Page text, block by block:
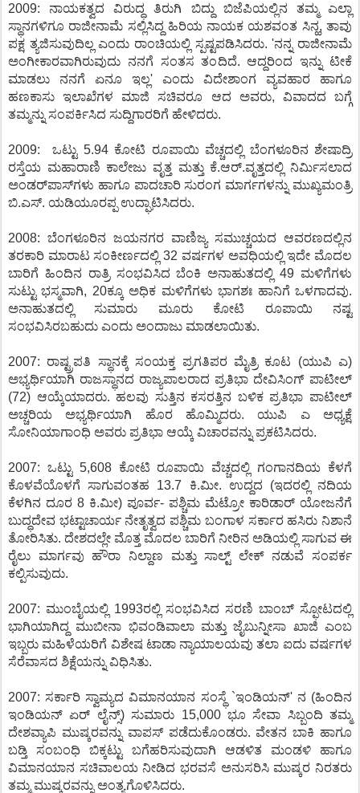
2009: ನಾಯಕತ್ವದ ವಿರುದ್ಧ ತಿರುಗಿ ಬಿದ್ದು ಬಿಜೆಪಿಯಲ್ಲಿನ ತಮ್ಮ ಎಲ್ಲಾ
ಸ್ಥಾನಗಳಿಗೂ ರಾಜೀನಾಮೆ ಸಲ್ಲಿಸಿದ್ದ ಹಿರಿಯ ನಾಯಕ ಯಶವಂತ ಸಿನ್ಹ, ತಾವು
ಪಕ್ಷ ತ್ಯಜಿಸುವುದಿಲ್ಲ ಎಂದು ರಾಂಚಿಯಲ್ಲಿ ಸ್ಪಷ್ಟಪಡಿಸಿದರು. 'ನನ್ನ ರಾಜೀನಾಮೆ
ಅಂಗೀಕಾರವಾಗಿರುವುದು ನನಗೆ ಸಂತಸ ತಂದಿದೆ. ಆದ್ದರಿಂದ ಇನ್ನು ಟೀಕೆ
ಮಾಡಲು ನನಗೆ ಏನೂ ಇಲ್ಲ' ಎಂದು ವಿದೇಶಾಂಗ ವ್ಯವಹಾರ ಹಾಗೂ
ಹಣಕಾಸು ಇಲಾಖೆಗಳ ಮಾಜಿ ಸಚಿವರೂ ಆದ ಅವರು, ವಿವಾದದ ಬಗ್ಗೆ
ತಮ್ಮನ್ನು ಸಂಪರ್ಕಿಸಿದ ಸುದ್ದಿಗಾರರಿಗೆ ಹೇಳಿದರು.
2009: ಒಟ್ಟು 5.94 ಕೋಟಿ ರೂಪಾಯಿ ವೆಚ್ಚದಲ್ಲಿ ಬೆಂಗಳೂರಿನ ಶೇಷಾದ್ರಿ
ರಸ್ತೆಯ ಮಹಾರಾಣಿ ಕಾಲೇಜು ವೃತ್ತ ಮತ್ತು ಕೆ.ಆರ್.ವೃತ್ತದಲ್ಲಿ ನಿರ್ಮಿಸಲಾದ
ಅಂಡರ್‌ಪಾಸ್‌ಗಳು ಹಾಗೂ ಪಾದಚಾರಿ ಸುರಂಗ ಮಾರ್ಗಗಳನ್ನು ಮುಖ್ಯಮಂತ್ರಿ
ಬಿ.ಎಸ್. ಯಡಿಯೂರಪ್ಪ ಉದ್ಘಾಟಿಸಿದರು.
2008: ಬೆಂಗಳೂರಿನ ಜಯನಗರ ವಾಣಿಜ್ಯ ಸಮುಚ್ಚಯದ ಆವರಣದಲ್ಲಿನ
ತರಕಾರಿ ಮಾರಾಟ ಸಂಕೀರ್ಣದಲ್ಲಿ 32 ವರ್ಷಗಳ ಅವಧಿಯಲ್ಲಿ ಇದೇ ಮೊದಲ
ಬಾರಿಗೆ ಹಿಂದಿನ ರಾತ್ರಿ ಸಂಭವಿಸಿದ ಬೆಂಕಿ ಅನಾಹುತದಲ್ಲಿ 49 ಮಳಿಗೆಗಳು
ಸುಟ್ಟು ಭಸ್ಮವಾಗಿ, 20ಕ್ಕೂ ಅಧಿಕ ಮಳಿಗೆಗಳು ಭಾಗಶಃ ಹಾನಿಗೆ ಒಳಗಾದವು.
ಅನಾಹುತದಲ್ಲಿ ಸುಮಾರು ಮೂರು ಕೋಟಿ ರೂಪಾಯಿ ನಷ್ಟ
ಸಂಭವಿಸಿರಬಹುದು ಎಂದು ಅಂದಾಜು ಮಾಡಲಾಯಿತು.
2007: ರಾಷ್ಟ್ರಪತಿ ಸ್ಥಾನಕ್ಕೆ ಸಂಯಕ್ತ ಪ್ರಗತಿಪರ ಮೈತ್ರಿ ಕೂಟ (ಯುಪಿ ಎ)
ಅಭ್ಯರ್ಥಿಯಾಗಿ ರಾಜಸ್ಥಾನದ ರಾಜ್ಯಪಾಲರಾದ ಪ್ರತಿಭಾ ದೇವಿಸಿಂಗ್ ಪಾಟೀಲ್
(72) ಆಯ್ಕೆಯಾದರು. ಹಲವು ಸುತ್ತಿನ ಕಸರತ್ತಿನ ಬಳಿಕ ಪ್ರತಿಭಾ ಪಾಟೀಲ್
ಅಚ್ಚರಿಯ ಅಭ್ಯರ್ಥಿಯಾಗಿ ಹೊರ ಹೊಮ್ಮಿದರು. ಯುಪಿ ಎ ಅಧ್ಯಕ್ಷೆ
ಸೋನಿಯಾಗಾಂಧಿ ಅವರು ಪ್ರತಿಭಾ ಆಯ್ಕೆ ವಿಚಾರವನ್ನು ಪ್ರಕಟಿಸಿದರು.
2007: ಒಟ್ಟು 5,608 ಕೋಟಿ ರೂಪಾಯಿ ವೆಚ್ಚದಲ್ಲಿ ಗಂಗಾನದಿಯ ಕೆಳಗೆ
ಕೊಳವೆಯೊಳಗೆ ಸಾಗುವಂತಹ 13.7 ಕಿ.ಮೀ. ಉದ್ದದ (ಇದರಲ್ಲಿ ನದಿಯ
ಕೆಳಗಿನ ದೂರ 8 ಕಿ.ಮೀ) ಪೂರ್ವ- ಪಶ್ಚಿಮ ಮೆಟ್ರೋ ಕಾರಿಡಾರ್ ಯೋಜನೆಗೆ
ಬುದ್ಧದೇವ ಭಟ್ಟಾಚಾರ್ಯ ನೇತೃತ್ವದ ಪಶ್ಚಿಮ ಬಂಗಾಳ ಸರ್ಕಾರ ಹಸಿರು ನಿಶಾನೆ
ತೋರಿಸಿತು. ದೇಶದಲ್ಲೇ ಮೊತ್ತ ಮೊದಲ ಬಾರಿಗೆ ನೀರಿನ ಅಡಿಯಲ್ಲಿ ಸಾಗುವ ಈ
ರೈಲು ಮಾರ್ಗವು ಹೌರಾ ನಿಲ್ದಾಣ ಮತ್ತು ಸಾಲ್ಟ್ ಲೇಕ್ ನಡುವೆ ಸಂಪರ್ಕ
ಕಲ್ಪಿಸುವುದು.
2007: ಮುಂಬೈಯಲ್ಲಿ 1993ರಲ್ಲಿ ಸಂಭವಿಸಿದ ಸರಣಿ ಬಾಂಬ್ ಸ್ಫೋಟದಲ್ಲಿ
ಭಾಗಿಯಾಗಿದ್ದ ಮುಬೀನಾ ಭಿವಂಡಿವಾಲಾ ಮತ್ತು ಜೈಬುನ್ನೀಸಾ ಖಾಜಿ ಎಂಬ
ಇಬ್ಬರು ಮಹಿಳೆಯರಿಗೆ ವಿಶೇಷ ಟಾಡಾ ನ್ಯಾಯಾಲಯವು ತಲಾ ಐದು ವರ್ಷಗಳ
ಸೆರೆವಾಸದ ಶಿಕ್ಷೆಯನ್ನು ವಿಧಿಸಿತು.
2007: ಸರ್ಕಾರಿ ಸ್ವಾಮ್ಯದ ವಿಮಾನಯಾನ ಸಂಸ್ಥೆ `ಇಂಡಿಯನ್' ನ (ಹಿಂದಿನ
ಇಂಡಿಯನ್ ಏರ್ ಲೈನ್ಸ್) ಸುಮಾರು 15,000 ಭೂ ಸೇವಾ ಸಿಬ್ಬಂದಿ ತಮ್ಮ
ದೇಶವ್ಯಾಪಿ ಮುಷ್ಕರವನ್ನು ವಾಪಸ್ ಪಡೆದುಕೊಂಡರು. ವೇತನ ಬಾಕಿ ಹಾಗೂ
ಬಡ್ತಿ ಸಂಬಂಧಿ ಬಿಕ್ಕಟ್ಟು ಬಗೆಹರಿಸುವುದಾಗಿ ಆಡಳಿತ ಮಂಡಳಿ ಹಾಗೂ
ವಿಮಾನಯಾನ ಸಚಿವಾಲಯ ನೀಡಿದ ಭರವಸೆ ಅನುಸರಿಸಿ ಮುಷ್ಕರ ನಿರತರು
ತಮ್ಮ ಮುಷ್ಕರವನ್ನು ಅಂತ್ಯಗೊಳಿಸಿದರು.